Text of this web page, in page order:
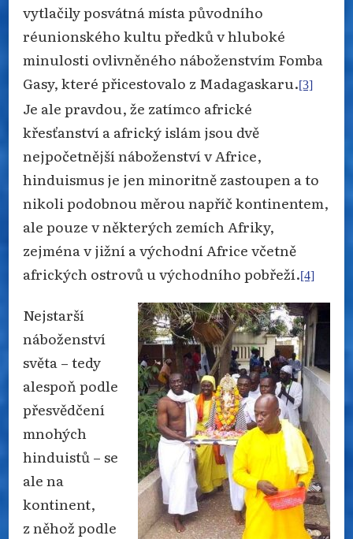
vytlačily posvátná místa původního
réunionského kultu předků v hluboké
minulosti ovlivněného náboženstvím Fomba
Gasy, které přicestovalo z Madagaskaru.[3]
Je ale pravdou, že zatímco africké
křesťanství a africký islám jsou dvě
nejpočetnější náboženství v Africe,
hinduismus je jen minoritně zastoupen a to
nikoli podobnou měrou napříč kontinentem,
ale pouze v některých zemích Afriky,
zejména v jižní a východní Africe včetně
afrických ostrovů u východního pobřeží.[4]
Nejstarší
náboženství
světa – tedy
alespoň podle
přesvědčení
mnohých
hinduistů – se
ale na
kontinent,
z něhož podle